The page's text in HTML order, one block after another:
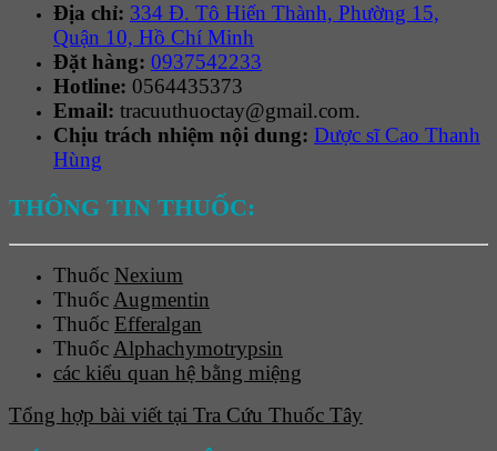
Địa chỉ: 334 Đ. Tô Hiến Thành, Phường 15,
Quận 10, Hồ Chí Minh
Đặt hàng: 0937542233
Hotline: 0564435373
Email: tracuuthuoctay@gmail.com.
Chịu trách nhiệm nội dung: Dược sĩ Cao Thanh
Hùng
THÔNG TIN THUỐC:
Thuốc Nexium
Thuốc Augmentin
Thuốc Efferalgan
Thuốc Alphachymotrypsin
các kiểu quan hệ bằng miệng
Tổng hợp bài viết tại Tra Cứu Thuốc Tây